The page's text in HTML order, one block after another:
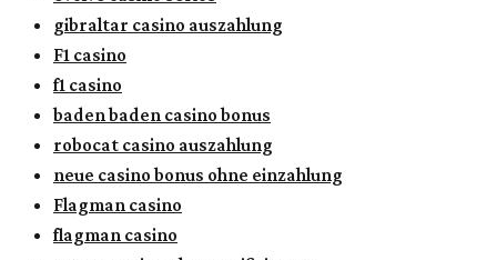
gibraltar casino auszahlung
F1 casino
f1 casino
baden baden casino bonus
robocat casino auszahlung
neue casino bonus ohne einzahlung
Flagman casino
flagman casino